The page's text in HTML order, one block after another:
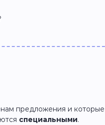
предложения и которые
специальными.